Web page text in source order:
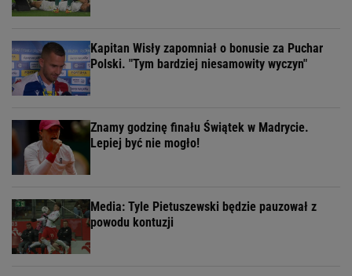
Kapitan Wisły zapomniał o bonusie za Puchar
Polski. "Tym bardziej niesamowity wyczyn"
Znamy godzinę finału Świątek w Madrycie.
Lepiej być nie mogło!
Media: Tyle Pietuszewski będzie pauzował z
powodu kontuzji